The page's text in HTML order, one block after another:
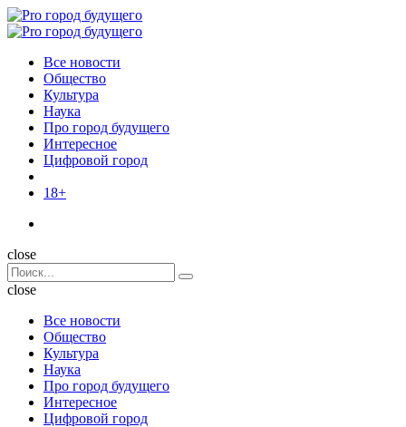
Menu
Поиск
Menu
Pro
Все новости
Общество
Культура
Наука
Про город будущего
Интересное
Цифровой город
18+
Поиск
close
Search
for:
Поиск
close
Все новости
Общество
Культура
Наука
Про город будущего
Интересное
Цифровой город